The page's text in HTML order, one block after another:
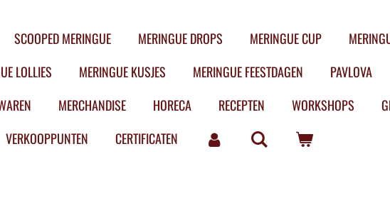
SCOOPED MERINGUE MERINGUE DROPS MERINGUE CUP
LOLLIES MERINGUE KUSJES MERINGUE FEESTDAGEN PAVLOVA
MERCHANDISE HORECA RECEPTEN WORKSHOPS
VERKOOPPUNTEN
CERTIFICATEN